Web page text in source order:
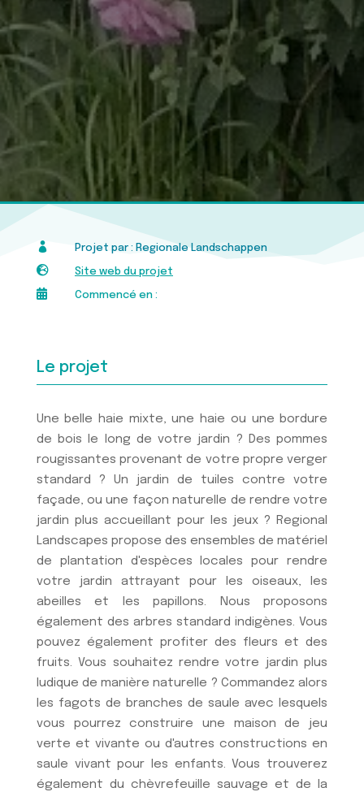
 Projet par : Regionale Landschappen
 Site web du projet
 Commencé en :
Le projet
Une belle haie mixte, une haie ou une bordure
de bois le long de votre jardin ? Des pommes
rougissantes provenant de votre propre verger
standard ? Un jardin de tuiles contre votre
façade, ou une façon naturelle de rendre votre
jardin plus accueillant pour les jeux ? Regional
Landscapes propose des ensembles de matériel
de plantation d'espèces locales pour rendre
votre jardin attrayant pour les oiseaux, les
abeilles et les papillons. Nous proposons
également des arbres standard indigènes. Vous
pouvez également profiter des fleurs et des
fruits. Vous souhaitez rendre votre jardin plus
ludique de manière naturelle ? Commandez alors
les fagots de branches de saule avec lesquels
vous pourrez construire une maison de jeu
verte et vivante ou d'autres constructions en
saule vivant pour les enfants. Vous trouverez
également du chèvrefeuille sauvage et de la